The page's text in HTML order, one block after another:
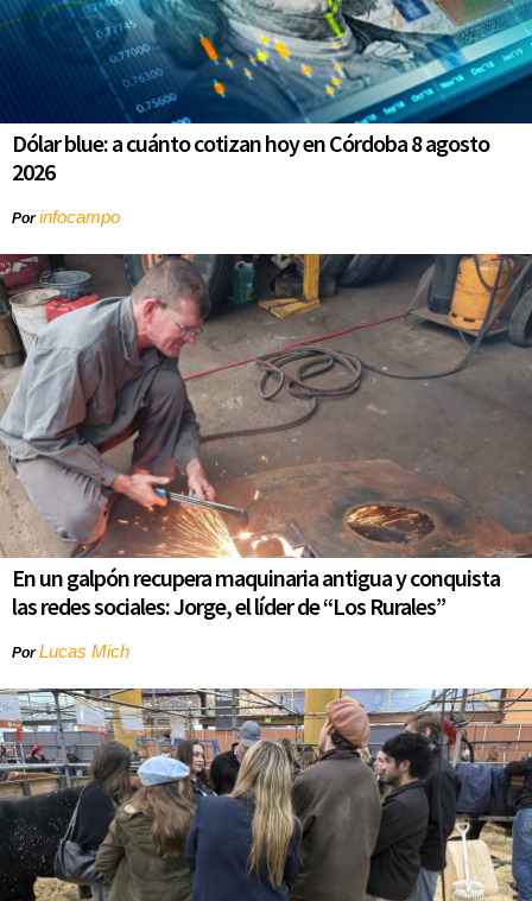
Dólar blue: a cuánto cotizan hoy en Córdoba 8 agosto
2026
Porinfocampo
En un galpón recupera maquinaria antigua y conquista
las redes sociales: Jorge, el líder de “Los Rurales”
PorLucas Mich